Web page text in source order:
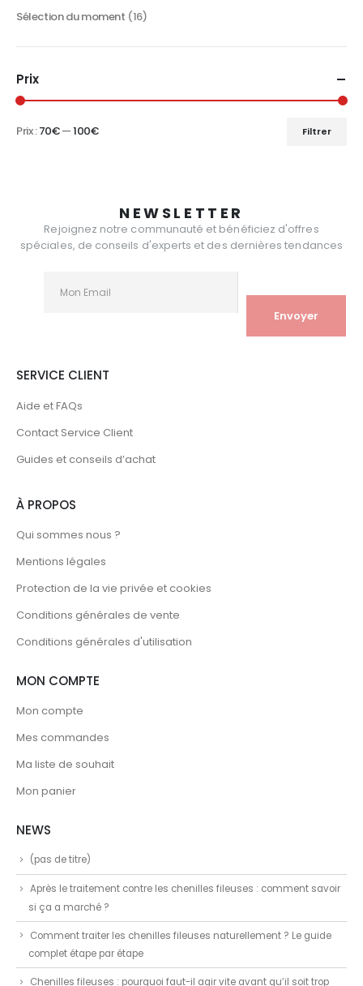
Sélection du moment (16)
Prix
Filtrer
Prix :70€—100€
NEWSLETTER
Rejoignez notre communauté et bénéficiez d'offres
spéciales, de conseils d'experts et des dernières tendances
SERVICE CLIENT
Aide et FAQs
Contact Service Client
Guides et conseils d’achat
À PROPOS
Qui sommes nous ?
Mentions légales
Protection de la vie privée et cookies
Conditions générales de vente
Conditions générales d'utilisation
MON COMPTE
Mon compte
Mes commandes
Ma liste de souhait
Mon panier
NEWS
(pas de titre)
Après le traitement contre les chenilles fileuses : comment savoir
si ça a marché ?
Comment traiter les chenilles fileuses naturellement ? Le guide
complet étape par étape
Chenilles fileuses : pourquoi faut-il agir vite avant qu’il soit trop